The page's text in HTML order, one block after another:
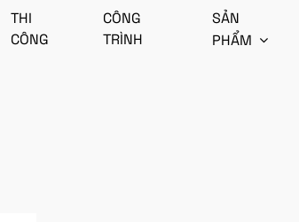
THI
CÔNG
CÔNG
TRÌNH
SẢN
PHẨM